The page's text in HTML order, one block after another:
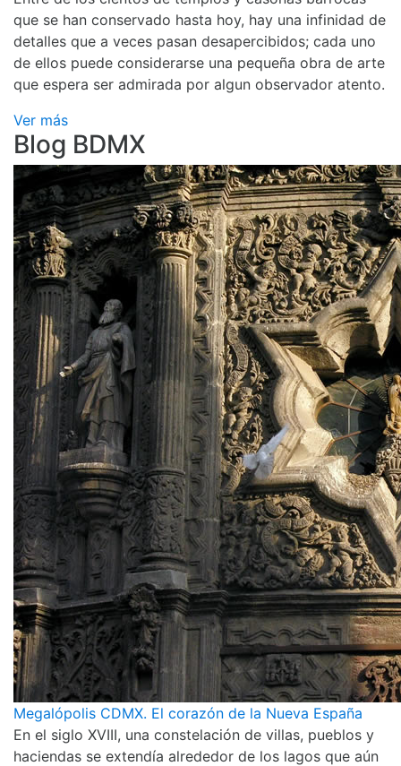
que se han conservado hasta hoy, hay una infinidad de
detalles que a veces pasan desapercibidos; cada uno
de ellos puede considerarse una pequeña obra de arte
que espera ser admirada por algun observador atento.
Ver más
Blog BDMX
Megalópolis CDMX. El corazón de la Nueva España
En el siglo XVIII, una constelación de villas, pueblos y
haciendas se extendía alrededor de los lagos que aún